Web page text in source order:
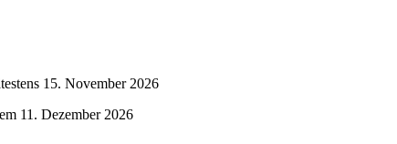
15. November 2026
11. Dezember 2026